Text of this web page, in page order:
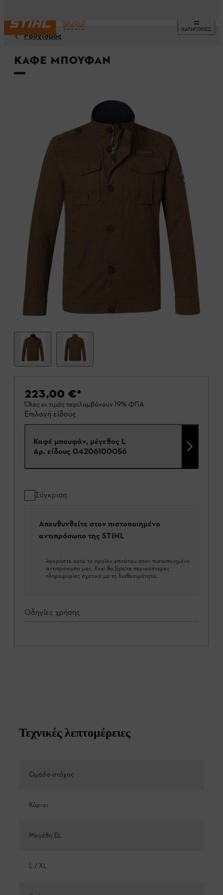
ΚΑΤΗΓΟΡΙΕΣ
Ρουχισμός
Καφέ μπουφάν
223,00 €*
Όλες οι τιμές περιλαμβάνουν 19% ΦΠΑ.
Επιλογή είδους
Καφέ μπουφάν, μέγεθος L
Αρ. είδους 04206100056
Σύγκριση
Απευθυνθείτε στον πιστοποιημένο
αντιπρόσωπο της STIHL
Αγοράστε αυτό το προϊόν επιτόπου στον πιστοποιημένο
αντιπρόσωπο μας. Εκεί θα βρείτε περισσότερες
πληροφορίες σχετικά με τη διαθεσιμότητα.
Οδηγίες χρήσης
Τεχνικές λεπτομέρειες
Ομάδα-στόχος
Κύριοι
Μεγέθη EL
L / XL